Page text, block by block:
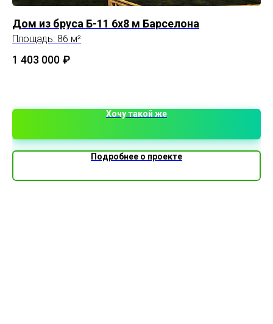
Дом из бруса Б-11 6х8 м Барселона
Площадь: 86 м²
1 403 000 ₽
Хочу такой же
Подробнее о проекте